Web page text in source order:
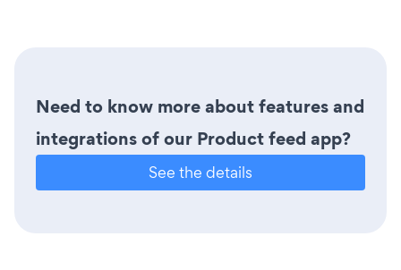
Need to know more about features and
integrations of our Product feed app?
See the details